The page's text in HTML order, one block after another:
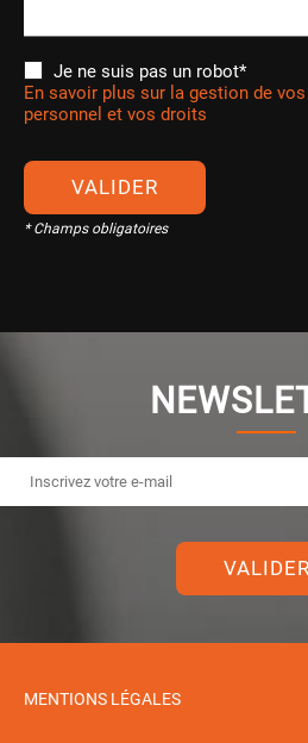
Je ne suis pas un robot*
En savoir plus sur la gestion de
personnel et vos droits
VALIDER
* Champs obligatoires
VALIDER
MENTIONS LÉGALES